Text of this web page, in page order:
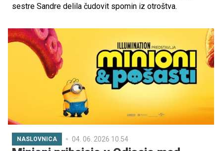
sestre Sandre delila čudovit spomin iz otroštva.
NASLOVNICA 04. 06. 2026 10.54